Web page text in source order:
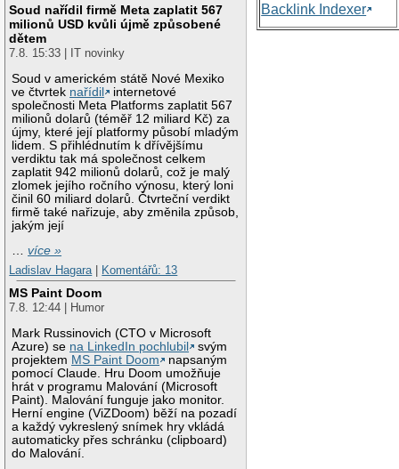
Soud nařídil firmě Meta zaplatit 567
milionů USD kvůli újmě způsobené
dětem
7.8. 15:33 | IT novinky
Soud v americkém státě Nové Mexiko
ve čtvrtek nařídil
internetové
společnosti Meta Platforms zaplatit 567
milionů dolarů (téměř 12 miliard Kč) za
újmy, které její platformy působí mladým
lidem. S přihlédnutím k dřívějšímu
verdiktu tak má společnost celkem
zaplatit 942 milionů dolarů, což je malý
zlomek jejího ročního výnosu, který loni
činil 60 miliard dolarů. Čtvrteční verdikt
firmě také nařizuje, aby změnila způsob,
jakým její
…více »
Ladislav Hagara
Komentářů: 13
MS Paint Doom
7.8. 12:44 | Humor
Mark Russinovich (CTO v Microsoft
Azure) se na LinkedIn pochlubil
svým
projektem MS Paint Doom
napsaným
pomocí Claude. Hru Doom umožňuje
hrát v programu Malování (Microsoft
Paint). Malování funguje jako monitor.
Herní engine (ViZDoom) běží na pozadí
a každý vykreslený snímek hry vkládá
automaticky přes schránku (clipboard)
do Malování.
Backlink Indexer